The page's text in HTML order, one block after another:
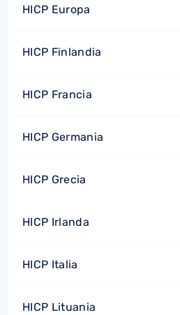
HICP Europa
HICP Finlandia
HICP Francia
HICP Germania
HICP Grecia
HICP Irlanda
HICP Italia
HICP Lituania